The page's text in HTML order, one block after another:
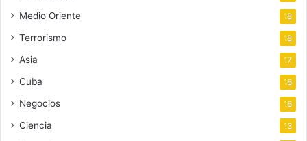
Medio Oriente 18
Terrorismo 18
Asia 17
Cuba 16
Negocios 16
Ciencia 13